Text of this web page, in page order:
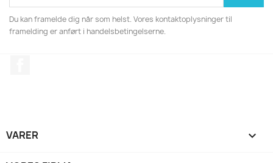
Du kan framelde dig når som helst. Vores kontaktoplysninger til
framelding er anført i handelsbetingelserne.
VARER 